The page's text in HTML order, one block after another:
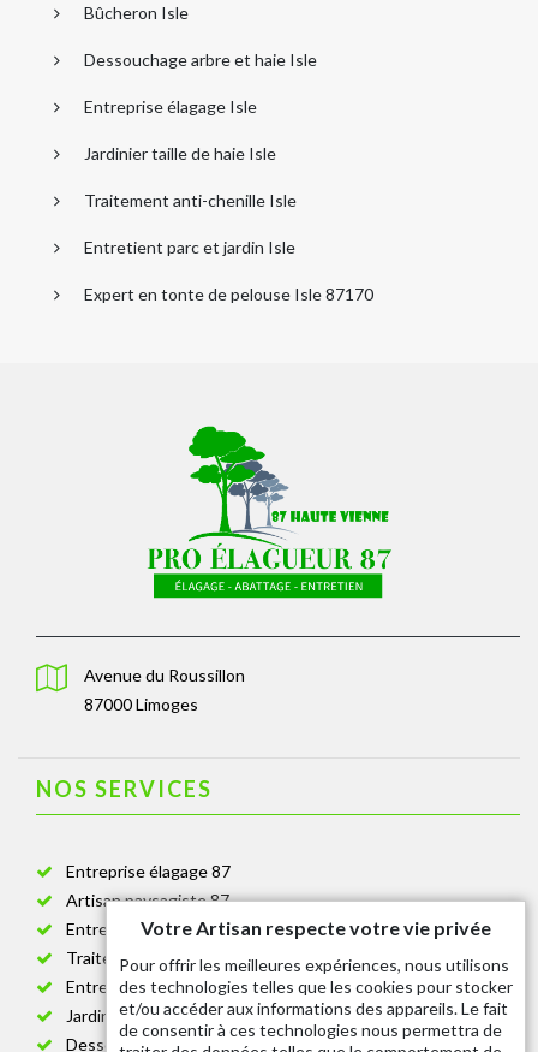
Bûcheron Isle
Dessouchage arbre et haie Isle
Entreprise élagage Isle
Jardinier taille de haie Isle
Traitement anti-chenille Isle
Entretient parc et jardin Isle
Expert en tonte de pelouse Isle 87170
Avenue du Roussillon
87000 Limoges
NOS SERVICES
Entreprise élagage 87
Artisan paysagiste 87
Entreprise de jardinage 87
Traitement anti-chenille 87
Entreprise abattage arbre 87
Jardinier taille de haie 87
Dessouchage arbre et haie 87
Votre Artisan respecte votre vie privée
Pour offrir les meilleures expériences, nous utilisons
des technologies telles que les cookies pour stocker
et/ou accéder aux informations des appareils. Le fait
de consentir à ces technologies nous permettra de